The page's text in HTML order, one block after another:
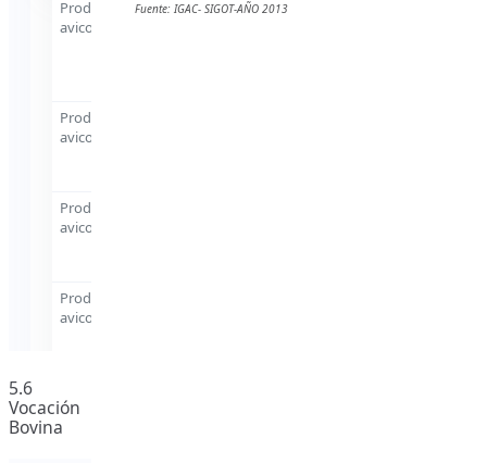
5.6
Vocación
Bovina
Fuente: IGAC- SIGOT-AÑO 2013